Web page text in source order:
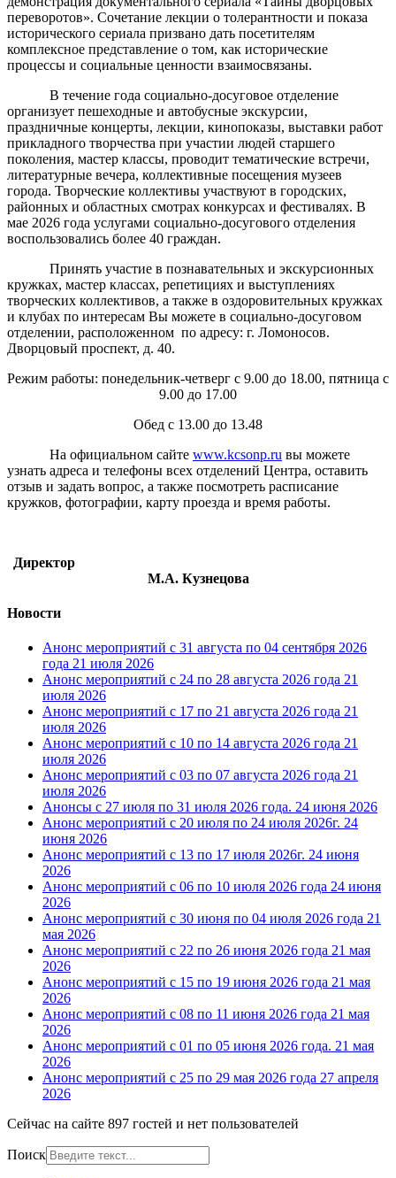
переворотов». Сочетание лекции о толерантности и показа
исторического сериала призвано дать посетителям
комплексное представление о том, как исторические
процессы и социальные ценности взаимосвязаны.
В течение года социально-досуговое отделение
организует пешеходные и автобусные экскурсии,
праздничные концерты, лекции, кинопоказы, выставки работ
прикладного творчества при участии людей старшего
поколения, мастер классы, проводит тематические встречи,
литературные вечера, коллективные посещения музеев
города. Творческие коллективы участвуют в городских,
районных и областных смотрах конкурсах и фестивалях. В
мае 2026 года услугами социально-досугового отделения
воспользовались более 40 граждан.
Принять участие в познавательных и экскурсионных
кружках, мастер классах, репетициях и выступлениях
творческих коллективов, а также в оздоровительных кружках
и клубах по интересам Вы можете в социально-досуговом
отделении, расположенном по адресу: г. Ломоносов.
Дворцовый проспект, д. 40.
Режим работы: понедельник-четверг с 9.00 до 18.00, пятница с
9.00 до 17.00
Обед с 13.00 до 13.48
На официальном сайте www.kcsonp.ru вы можете
узнать адреса и телефоны всех отделений Центра, оставить
отзыв и задать вопрос, а также посмотреть расписание
кружков, фотографии, карту проезда и время работы.
Директор
М.А. Кузнецова
Новости
Анонс мероприятий с 31 августа по 04 сентября 2026
года 21 июля 2026
Анонс мероприятий с 24 по 28 августа 2026 года 21
июля 2026
Анонс мероприятий с 17 по 21 августа 2026 года 21
июля 2026
Анонс мероприятий с 10 по 14 августа 2026 года 21
июля 2026
Анонс мероприятий с 03 по 07 августа 2026 года 21
июля 2026
Анонсы с 27 июля по 31 июля 2026 года. 24 июня 2026
Анонс мероприятий с 20 июля по 24 июля 2026г. 24
июня 2026
Анонс мероприятий с 13 по 17 июля 2026г. 24 июня
2026
Анонс мероприятий с 06 по 10 июля 2026 года 24 июня
2026
Анонс мероприятий с 30 июня по 04 июля 2026 года 21
мая 2026
Анонс мероприятий с 22 по 26 июня 2026 года 21 мая
2026
Анонс мероприятий с 15 по 19 июня 2026 года 21 мая
2026
Анонс мероприятий с 08 по 11 июня 2026 года 21 мая
2026
Анонс мероприятий с 01 по 05 июня 2026 года. 21 мая
2026
Анонс мероприятий с 25 по 29 мая 2026 года 27 апреля
2026
Сейчас на сайте 897 гостей и нет пользователей
Поиск